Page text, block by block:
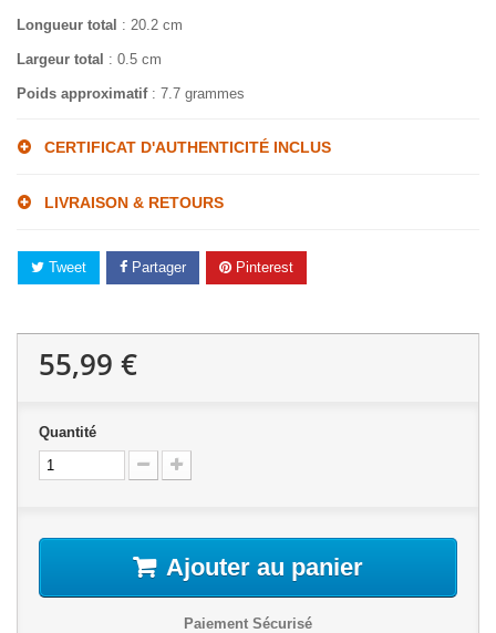
Longueur total : 20.2 cm
Largeur total : 0.5 cm
Poids approximatif : 7.7 grammes
CERTIFICAT D'AUTHENTICITÉ INCLUS
LIVRAISON & RETOURS
Tweet Partager Pinterest
55,99 €
Quantité
Ajouter au panier
Paiement Sécurisé